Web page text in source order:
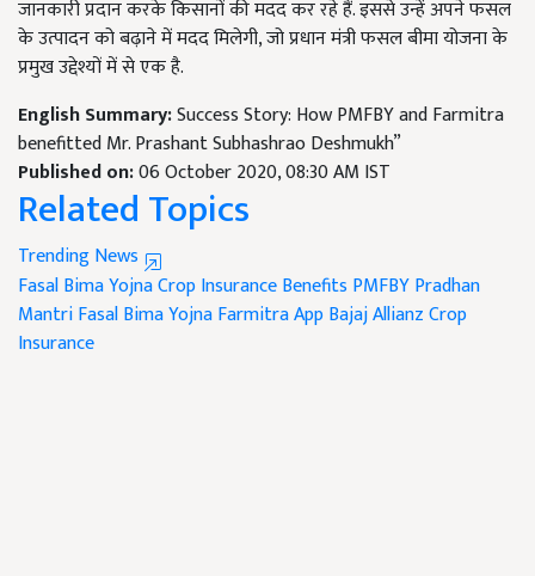
जानकारी प्रदान करके किसानों की मदद कर रहे हैं. इससे उन्हें अपने फसल
के उत्पादन को बढ़ाने में मदद मिलेगी, जो प्रधान मंत्री फसल बीमा योजना के
प्रमुख उद्देश्यों में से एक है.
English Summary:Success Story: How PMFBY and Farmitra
benefitted Mr. Prashant Subhashrao Deshmukh”
Published on:06 October 2020, 08:30 AM IST
Related Topics
Trending News
Fasal Bima YojnaCrop Insurance Benefits PMFBYPradhan
Mantri Fasal Bima YojnaFarmitra AppBajaj Allianz Crop
Insurance